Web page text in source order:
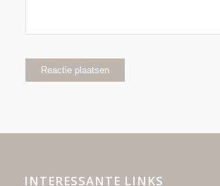
INTERESSANTE LINKS